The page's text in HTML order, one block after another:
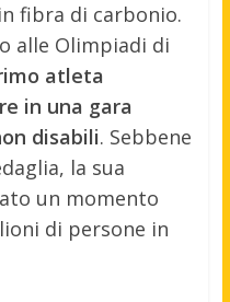
fibra di carbonio.
alle Olimpiadi di
atleta
in una gara
disabili. Sebbene
la sua
un momento
di persone in